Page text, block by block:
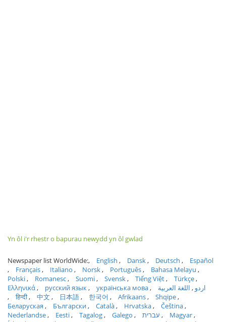
Yn ôl i'r rhestr o bapurau newydd yn ôl gwlad
Newspaper list WorldWide: English Dansk Deutsch
Español
Français
Italiano Norsk Português
Bahasa Melayu
Polski
Romanesc Suomi Svensk Tiếng Việt
Türkçe
Ελληνικά
русский язык українська мова اردو
اللغة العربية
हिन्दी
中文 日本語 한국어 Afrikaans
Shqipe
Беларуская
Български Català Hrvatska
Čeština
Nederlandse
Eesti Tagalog Galego עברית
Magyar